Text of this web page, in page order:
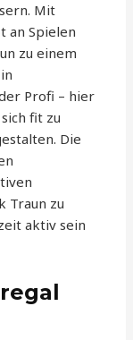
Mit
an Spielen
zu einem
Profi – hier
fit zu
Die
Traun zu
aktiv sein